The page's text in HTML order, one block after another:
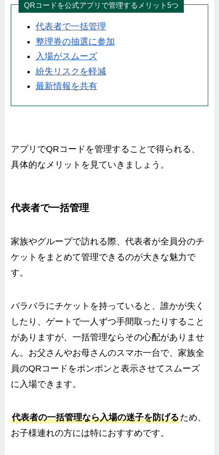
QRコードを公式アプリで管理するメリット5つ
代表者で一括管理
整理券の抽選に参加
入場がスムーズ
紛失リスクを軽減
最新情報を共有
アプリでQRコードを管理することで得られる、
具体的なメリットを見ていきましょう。
代表者で一括管理
家族やグループで訪れる際、代表者が全員分のチ
ケットをまとめて管理できるのが大きな魅力で
す。
バラバラにチケットを持っていると、誰かが失く
したり、ゲートで一人ずつ手間取ったりすること
がありますが、一括管理ならその心配がありませ
ん。お父さんやお母さんのスマホ一台で、家族全
員のQRコードをポンポンと表示させてスムーズ
に入場できます。
代表者の一括管理なら入場の迷子を防げるため、
お子様連れの方には特におすすめです。